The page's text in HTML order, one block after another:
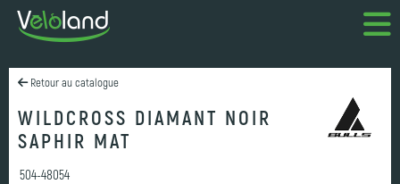
Retour au catalogue
WILDCROSS DIAMANT NOIR
SAPHIR MAT
504-48054